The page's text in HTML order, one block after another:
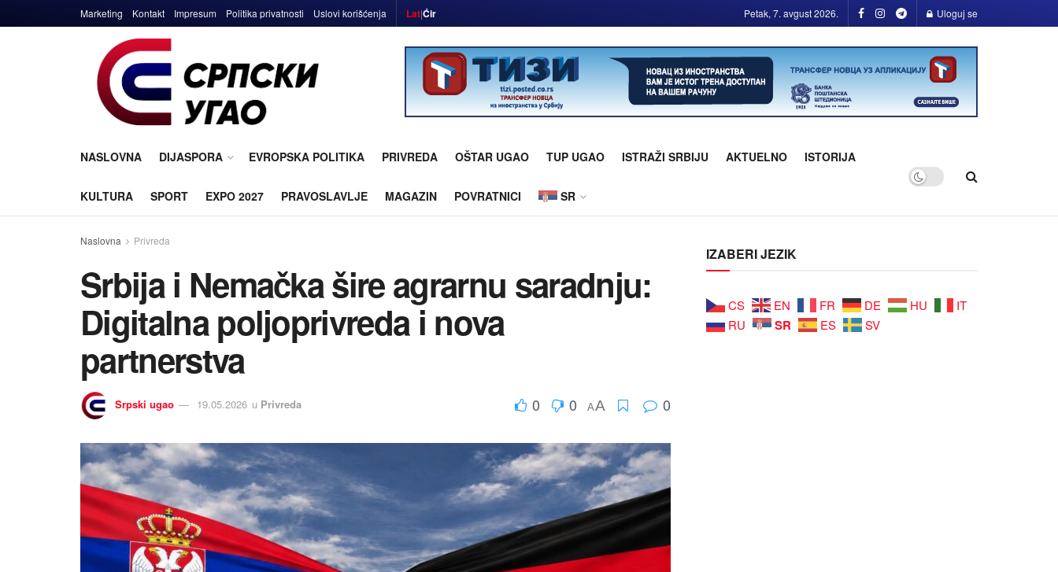
Marketing Kontakt Impresum Politika privatnosti Uslovi korišćenja Lat|Ćir Petak, 7. avgust 2026. Uloguj se
NASLOVNA DIJASPORA EVROPSKA POLITIKA PRIVREDA OŠTAR UGAO TUP UGAO ISTRAŽI SRBIJU AKTUELNO ISTORIJA
KULTURA SPORT EXPO 2027 PRAVOSLAVLJE MAGAZIN POVRATNICI SR
Naslovna Privreda
Srbija i Nemačka šire agrarnu saradnju:
Digitalna poljoprivreda i nova
partnerstva
Srpski ugao 19.05.2026 u Privreda 0 0 AA 0
IZABERI JEZIK
CS EN FR DE HU
IT
RU
SR ES SV